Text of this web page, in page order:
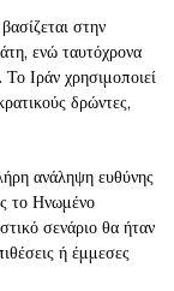
στην
ενώ ταυτόχρονα
Ιράν χρησιμοποιεί
δρώντες,
ανάληψη ευθύνης
το Ηνωμένο
σενάριο θα ήταν
ή έμμεσες